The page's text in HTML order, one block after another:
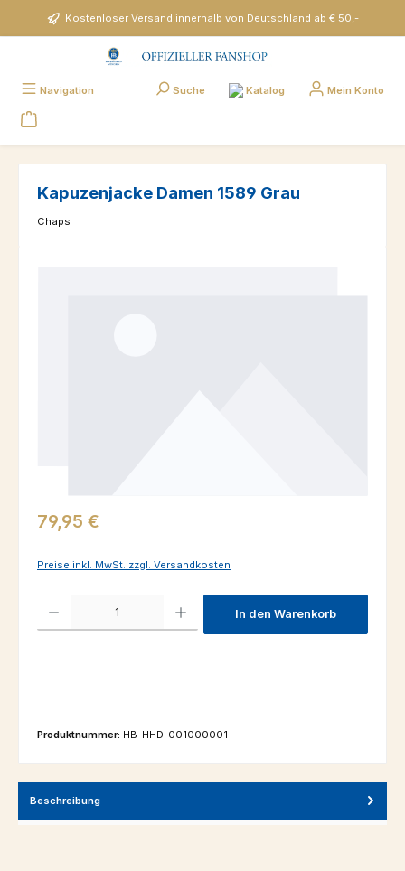
Zum Hauptinhalt springenKostenloser Versand innerhalb von Deutschland ab € 50,-
Navigation Suche Katalog Mein Konto
Kapuzenjacke Damen 1589 Grau
Chaps
Regulärer Preis:
79,95 €
Preise inkl. MwSt. zzgl. Versandkosten
In den Warenkorb
Produktnummer: HB-HHD-001000001
Beschreibung